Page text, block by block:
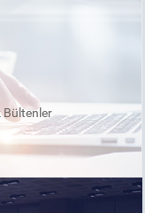
Bültenler